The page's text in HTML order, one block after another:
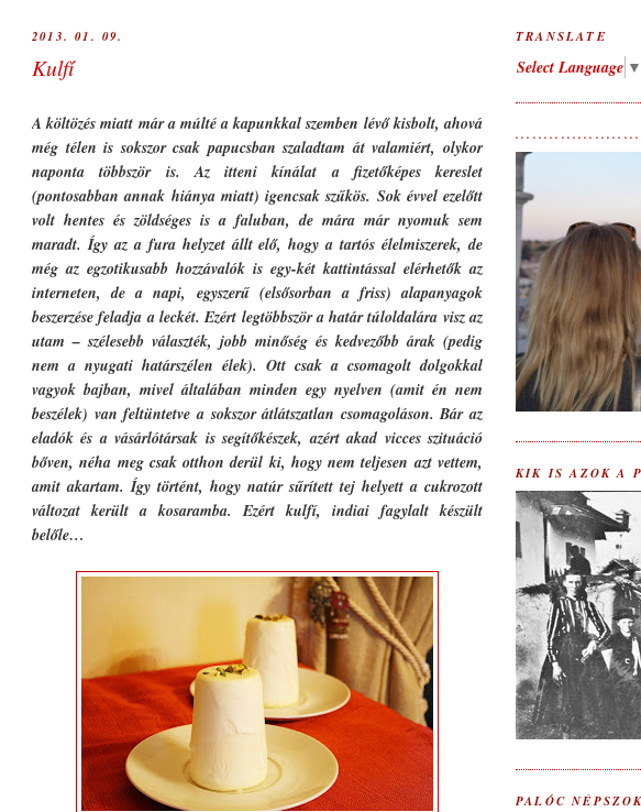
2013. 01. 09.
Kulfí
A költözés miatt már a múlté a kapunkkal szemben lévő kisbolt, ahová
még télen is sokszor csak papucsban szaladtam át valamiért, olykor
naponta többször is. Az itteni kínálat a fizetőképes kereslet
(pontosabban annak hiánya miatt) igencsak szűkös. Sok évvel ezelőtt
volt hentes és zöldséges is a faluban, de mára már nyomuk sem
maradt. Így az a fura helyzet állt elő, hogy a tartós élelmiszerek, de
még az egzotikusabb hozzávalók is egy-két kattintással elérhetők az
interneten, de a napi, egyszerű (elsősorban a friss) alapanyagok
beszerzése feladja a leckét. Ezért legtöbbször a határ túloldalára visz az
utam – szélesebb választék, jobb minőség és kedvezőbb árak (pedig
nem a nyugati határszélen élek). Ott csak a csomagolt dolgokkal
vagyok bajban, mivel általában minden egy nyelven (amit én nem
beszélek) van feltüntetve a sokszor átlátszatlan csomagoláson. Bár az
eladók és a vásárlótársak is segítőkészek, azért akad vicces szituáció
bőven, néha meg csak otthon derül ki, hogy nem teljesen azt vettem,
amit akartam. Így történt, hogy natúr sűrített tej helyett a cukrozott
változat került a kosaramba. Ezért kulfí, indiai fagylalt készült
belőle…
TRANSLATE
Select Language ▼
KIK IS AZOK A
PALÓC